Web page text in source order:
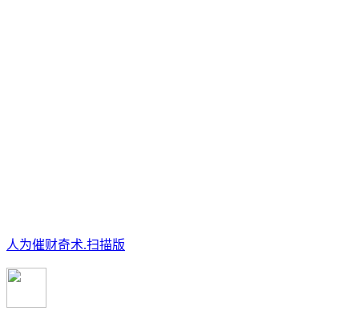
人为催财奇术.扫描版